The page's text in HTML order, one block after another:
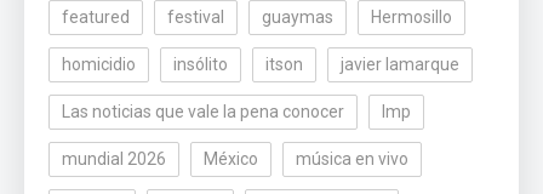
featured festival guaymas Hermosillo
homicidio insólito itson javier lamarque
Las noticias que vale la pena conocer lmp
mundial 2026 México música en vivo